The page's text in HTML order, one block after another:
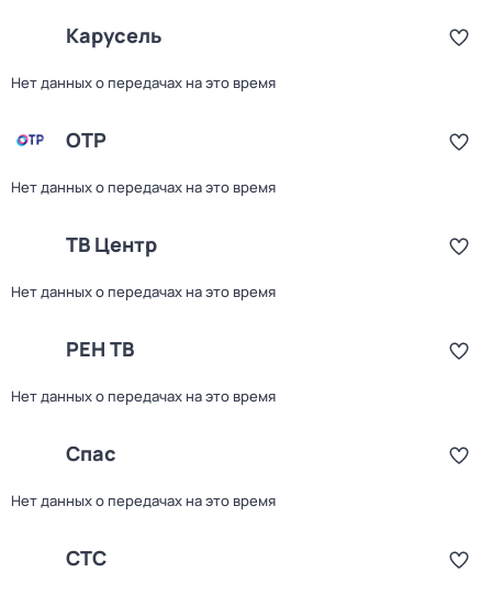
Карусель
Нет данных о передачах на это время
ОТР
Нет данных о передачах на это время
ТВ Центр
Нет данных о передачах на это время
РЕН ТВ
Нет данных о передачах на это время
Спас
Нет данных о передачах на это время
СТС